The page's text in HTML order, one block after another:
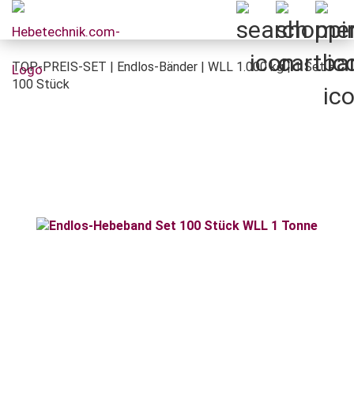
TOP-PREIS-SET | Endlos-Bänder | WLL 1.000 kg | 1 Set =
100 Stück